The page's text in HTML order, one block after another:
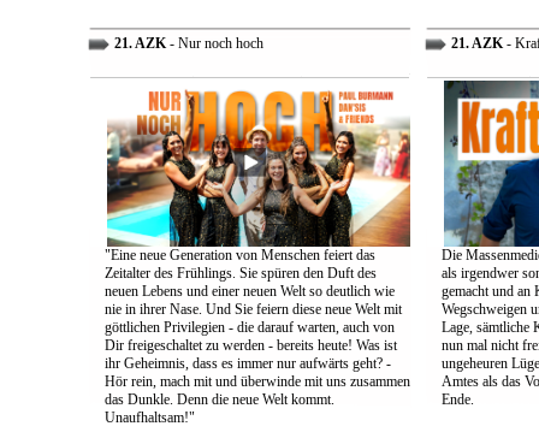
21. AZK- Nur noch hoch
"Eine neue Generation von Menschen feiert das
Zeitalter des Frühlings. Sie spüren den Duft des
neuen Lebens und einer neuen Welt so deutlich wie
nie in ihrer Nase. Und Sie feiern diese neue Welt mit
göttlichen Privilegien - die darauf warten, auch von
Dir freigeschaltet zu werden - bereits heute! Was ist
ihr Geheimnis, dass es immer nur aufwärts geht? -
Hör rein, mach mit und überwinde mit uns zusammen
das Dunkle. Denn die neue Welt kommt.
Unaufhaltsam!"
21. AZK-
Die
als irgendwer
gemacht und an
Wegschweigen
Lage, sämtliche
nun mal nicht
ungeheuren
Amtes als das
Ende.